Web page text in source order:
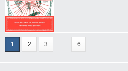
1 2 3 … 6